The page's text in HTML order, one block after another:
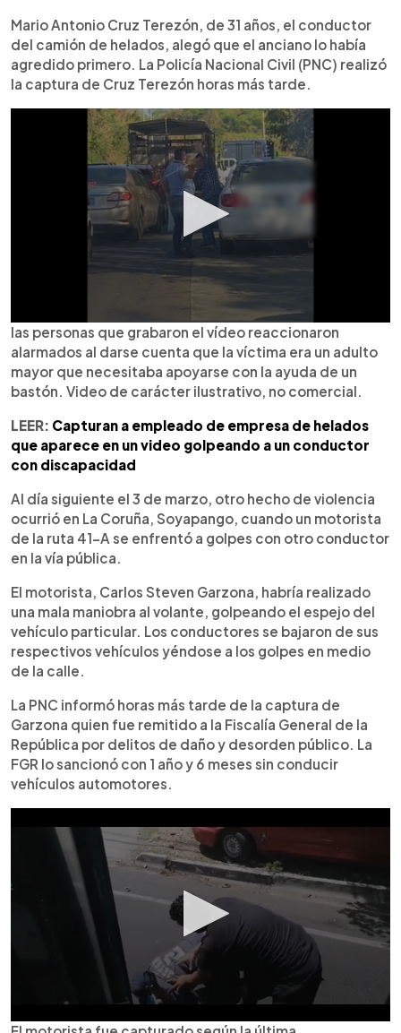
Mario Antonio Cruz Terezón, de 31 años, el conductor
del camión de helados, alegó que el anciano lo había
agredido primero. La Policía Nacional Civil (PNC) realizó
la captura de Cruz Terezón horas más tarde.
las personas que grabaron el vídeo reaccionaron
alarmados al darse cuenta que la víctima era un adulto
mayor que necesitaba apoyarse con la ayuda de un
bastón. Video de carácter ilustrativo, no comercial.
LEER: Capturan a empleado de empresa de helados
que aparece en un video golpeando a un conductor
con discapacidad
Al día siguiente el 3 de marzo, otro hecho de violencia
ocurrió en La Coruña, Soyapango, cuando un motorista
de la ruta 41-A se enfrentó a golpes con otro conductor
en la vía pública.
El motorista, Carlos Steven Garzona, habría realizado
una mala maniobra al volante, golpeando el espejo del
vehículo particular. Los conductores se bajaron de sus
respectivos vehículos yéndose a los golpes en medio
de la calle.
La PNC informó horas más tarde de la captura de
Garzona quien fue remitido a la Fiscalía General de la
República por delitos de daño y desorden público. La
FGR lo sancionó con 1 año y 6 meses sin conducir
vehículos automotores.